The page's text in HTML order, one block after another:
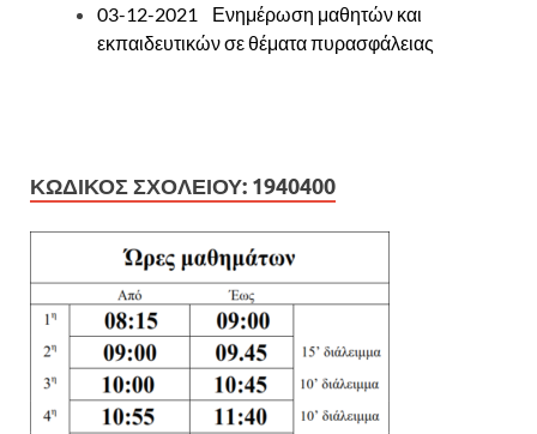
03-12-2021 Ενημέρωση μαθητών και
εκπαιδευτικών σε θέματα πυρασφάλειας
ΚΩΔΙΚΟΣ ΣΧΟΛΕΙΟΥ: 1940400